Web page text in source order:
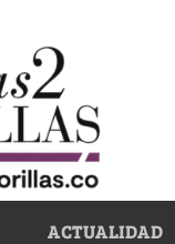
ACTUALIDAD